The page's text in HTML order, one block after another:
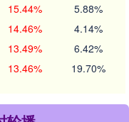
15.44% 5.88%
14.46% 4.14%
13.49% 6.42%
13.46% 19.70%